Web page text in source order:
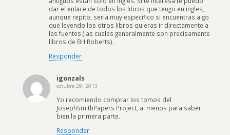
dar el enlace de todos los libros que tengo en ingles,
aunque repito, seria muy especifico si encuentras algo
que leyendo los otros libros quieras ir directamente a
las fuentes (las cuales generalmente son precisamente
libros de BH Roberts).
Responder
igonzals
octubre 29, 2013
Yo recomiendo comprar los tomos del
JosephSmithPapers Project, al menos para saber
bien la primera parte.
Responder